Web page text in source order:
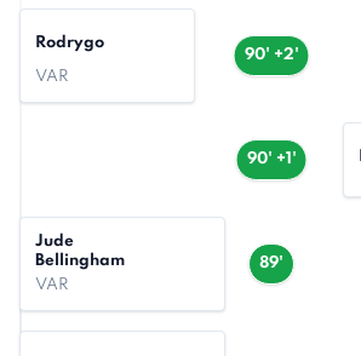
90' +2'
Rodrygo
VAR
90' +1'
89'
Jude
Bellingham
VAR